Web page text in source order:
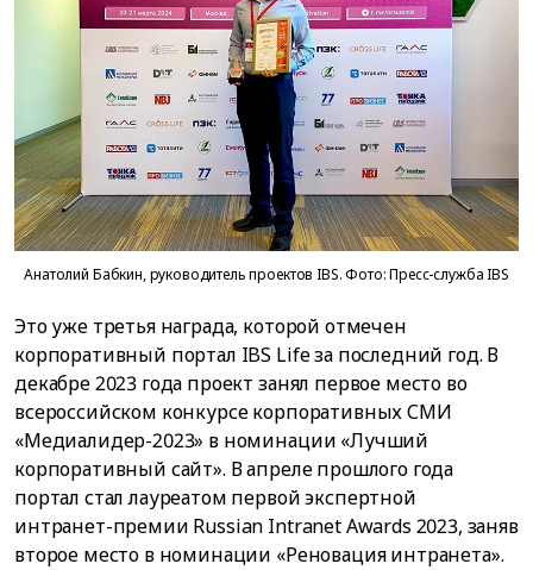
Анатолий Бабкин, руководитель проектов IBS. Фото: Пресс-служба IBS
Это уже третья награда, которой отмечен
корпоративный портал IBS Life за последний год. В
декабре 2023 года проект занял первое место во
всероссийском конкурсе корпоративных СМИ
«Медиалидер-2023» в номинации «Лучший
корпоративный сайт». В апреле прошлого года
портал стал лауреатом первой экспертной
интранет-премии Russian Intranet Awards 2023, заняв
второе место в номинации «Реновация интранета».